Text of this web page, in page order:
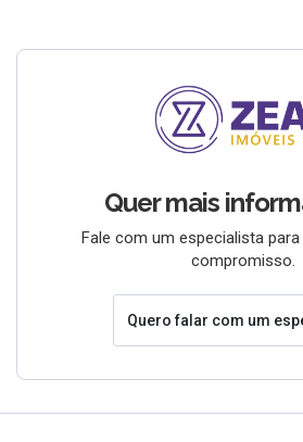
Quer mais
Fale com um especialista para
compromisso.
Quero falar com um